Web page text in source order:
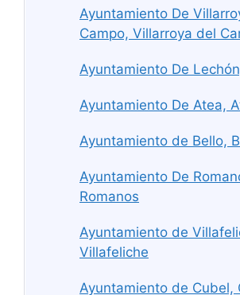
Ayuntamiento De
Campo, Villarroya del
Ayuntamiento De
Ayuntamiento De Atea,
Ayuntamiento de Bello,
Ayuntamiento De
Romanos
Ayuntamiento de
Villafeliche
Ayuntamiento de Cubel,